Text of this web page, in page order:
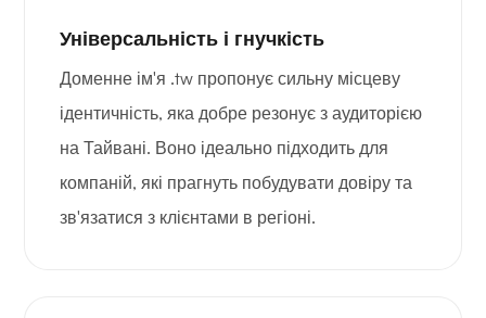
Універсальність і гнучкість
Доменне ім'я .tw пропонує сильну місцеву
ідентичність, яка добре резонує з аудиторією
на Тайвані. Воно ідеально підходить для
компаній, які прагнуть побудувати довіру та
зв'язатися з клієнтами в регіоні.